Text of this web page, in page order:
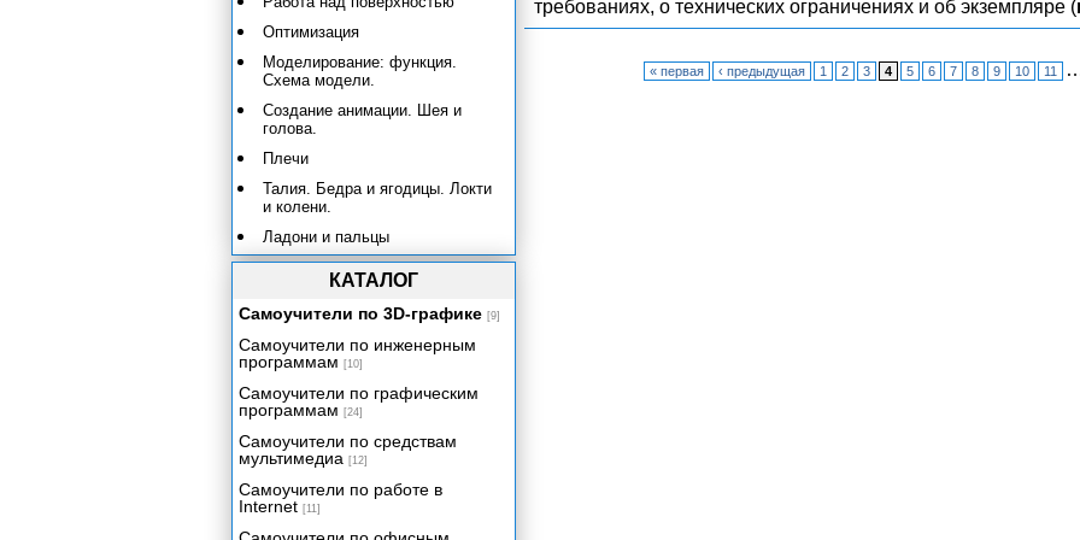
требованиях, о технических ограничениях и об экземпляре (
« первая ‹ предыдущая 1 2 3 4 5 6 7 8 9 10 11
Оптимизация
Моделирование: функция.
Схема модели.
Создание анимации. Шея и
голова.
Плечи
Талия. Бедра и ягодицы. Локти
и колени.
Ладони и пальцы
Запястья и лодыжки
Текстура: карты. Обзор UVW.
Качество текстуры
Резюме
Работа с каркасами персонажей
с помощью модуля Biped
Задание весов сетки персонажа
вручную с помощью
редактирования вершин
Задание весов персонажа с
КАТАЛОГ
Самоучители по 3D-графике [9]
Самоучители по инженерным
программам [10]
Самоучители по графическим
программам [24]
Самоучители по средствам
мультимедиа [12]
Самоучители по работе в
Internet [11]